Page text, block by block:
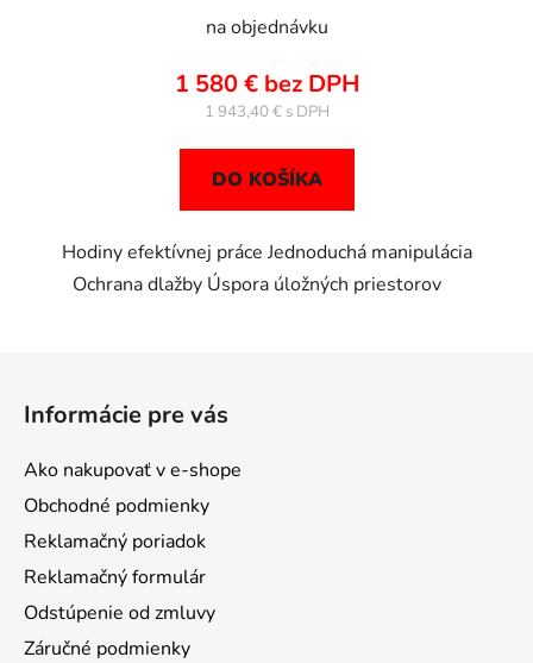
na objednávku
1 580 € bez DPH
1 943,40 €
DO KOŠÍKA
Hodiny efektívnej práce Jednoduchá manipulácia
Ochrana dlažby Úspora úložných priestorov
Informácie pre vás
Ako nakupovať v e-shope
Obchodné podmienky
Reklamačný poriadok
Reklamačný formulár
Odstúpenie od zmluvy
Záručné podmienky